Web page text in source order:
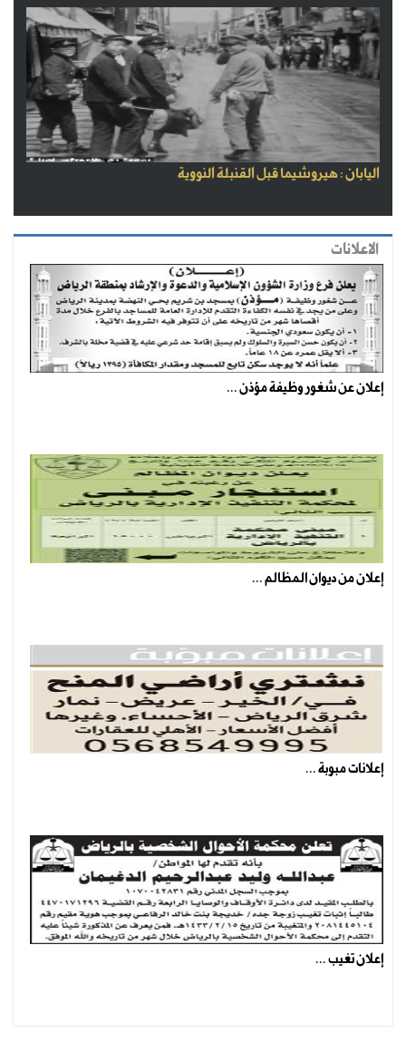
اليابان : هيروشيما قبل القنبلة النووية
الاعلانات
إعلان عن شغور وظيفة مؤذن ...
إعلان من ديوان المظالم ...
إعلانات مبوبة ...
إعلان تغيب ...